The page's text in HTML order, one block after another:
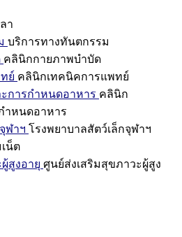
า
บริการทางทันตกรรม
คลินิกกายภาพบำบัด
ย์ คลินิกเทคนิคการแพทย์
การกำหนดอาหาร คลินิก
ำหนดอาหาร
ฬาฯ โรงพยาบาลสัตว์เล็กจุฬาฯ
น็ต
สูงอายุ ศูนย์ส่งเสริมสุขภาวะผู้สูง